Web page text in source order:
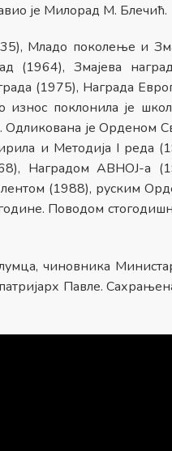
је Милорад М. Блечић.
Младо поколење и
(1964), Змајева
(1975), Награда
поклонила је
је Орденом
и Методија I реда
Наградом АВНОЈ-а
лентом (1988), руским
Поводом
чиновника
Павле.